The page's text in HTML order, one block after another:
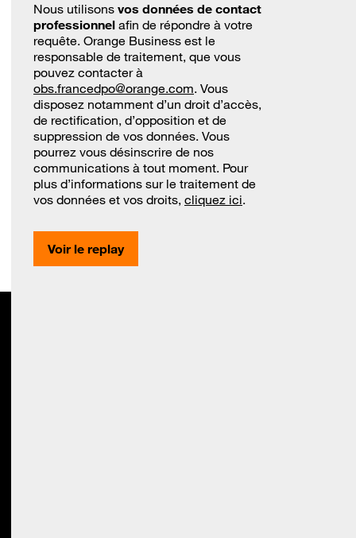
Nous utilisons vos données de contact
professionnel afin de répondre à votre
requête. Orange Business est le
responsable de traitement, que vous
pouvez contacter à
obs.francedpo@orange.com. Vous
disposez notamment d’un droit d’accès,
de rectification, d’opposition et de
suppression de vos données. Vous
pourrez vous désinscrire de nos
communications à tout moment. Pour
plus d’informations sur le traitement de
vos données et vos droits, cliquez ici.
Voir le replay